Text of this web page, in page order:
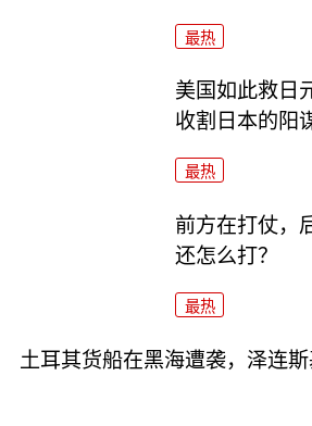
最热
美国如此救日
收割日本的阳
最热
前方在打仗，
还怎么打？
最热
土耳其货船在黑海遭袭，泽连